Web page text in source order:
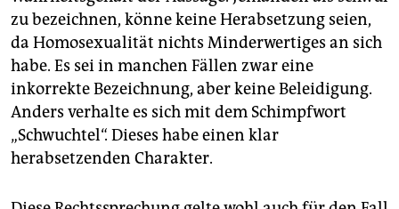
zu bezeichnen, könne keine Herabsetzung seien,
da Homosexualität nichts Minderwertiges an sich
habe. Es sei in manchen Fällen zwar eine
inkorrekte Bezeichnung, aber keine Beleidigung.
Anders verhalte es sich mit dem Schimpfwort
„Schwuchtel“. Dieses habe einen klar
herabsetzenden Charakter.